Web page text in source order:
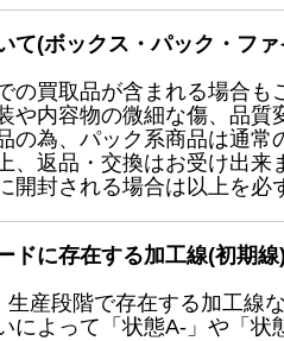
て(ボックス・パック・フ
の買取品が含まれる場合も
や内容物の微細な傷、品質
の為、パック系商品は通常
、返品・交換はお受け出来
開封される場合は以上を必
ドに存在する加工線(初期線
産段階で存在する加工線
によって「状態A-」や「状